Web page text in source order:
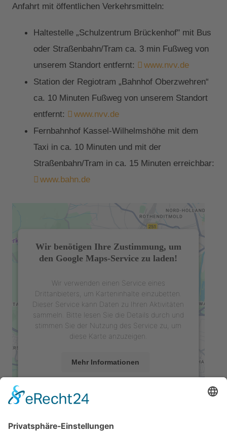
Anfahrt mit öffentlichen Verkehrsmitteln:
Haltestelle „Schulzentrum Brückenhof" mit Bus
oder Straßenbahn/Tram ca. 3 min Fußweg von
unserem Standort entfernt:
www.nvv.de
Station der Regiotram „Bahnhof Oberzwehren“
ca. 10 Minuten Fußweg von unserem Standort
entfernt:
www.nvv.de
Fernbahnhof Kassel-Wilhelmshöhe mit dem
Taxi in ca. 10 Minuten und mit der
Straßenbahn/Tram in ca. 15 Minuten erreichbar:
www.bahn.de
Wir benötigen Ihre Zustimmung, um
den Google Maps-Service zu laden!
Wir verwenden einen Service eines
Drittanbieters, um Karteninhalte einzubetten.
Dieser Service kann Daten zu Ihren Aktivitäten
sammeln. Bitte lesen Sie die Details durch und
stimmen Sie der Nutzung des Service zu, um
diese Karte anzuzeigen.
Mehr Informationen